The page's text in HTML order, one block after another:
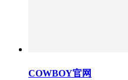
COWBOY官网